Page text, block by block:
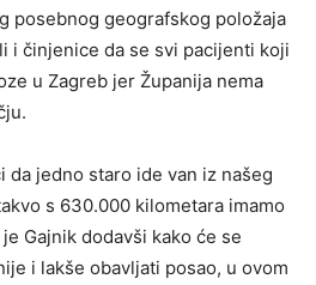
posebnog geografskog položaja
i činjenice da se svi pacijenti koji
u Zagreb jer Županija nema
da jedno staro ide van iz našeg
s 630.000 kilometara imamo
Gajnik dodavši kako će se
i lakše obavljati posao, u ovom